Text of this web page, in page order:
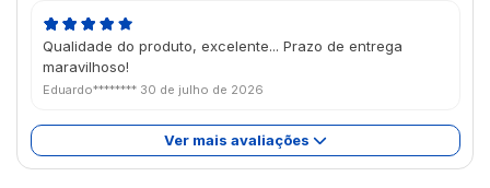
Qualidade do produto, excelente... Prazo de entrega
maravilhoso!
Eduardo******** 30 de julho de 2026
Ver mais avaliações